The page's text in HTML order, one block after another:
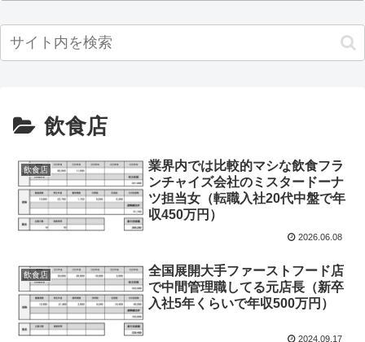
飲食店
飲食店
業界内では比較的マシな飲食フラ
ンチャイズ会社のミスタードーナ
ツ担当女（転職入社20代中盤で年
収450万円）
2026.06.08
飲食店
全国展開大手ファーストフード店
で中間管理職してる元店長（新卒
入社5年くらいで年収500万円）
2024.09.17